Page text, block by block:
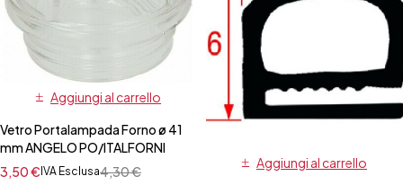
Aggiungi al carrello
Vetro Portalampada Forno ø 41
mm ANGELO PO/ITALFORNI
4,30€
3,50€ IVA Esclusa
Aggiungi al carrello